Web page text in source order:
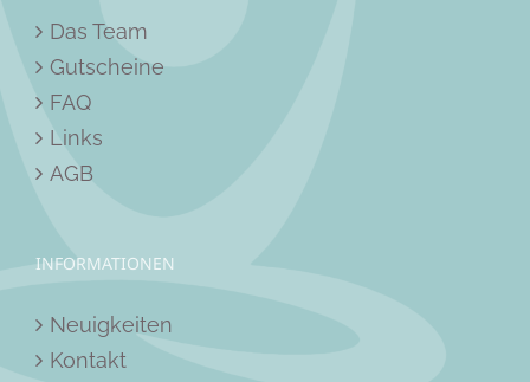
Das Team
Gutscheine
FAQ
Links
AGB
INFORMATIONEN
Neuigkeiten
Kontakt